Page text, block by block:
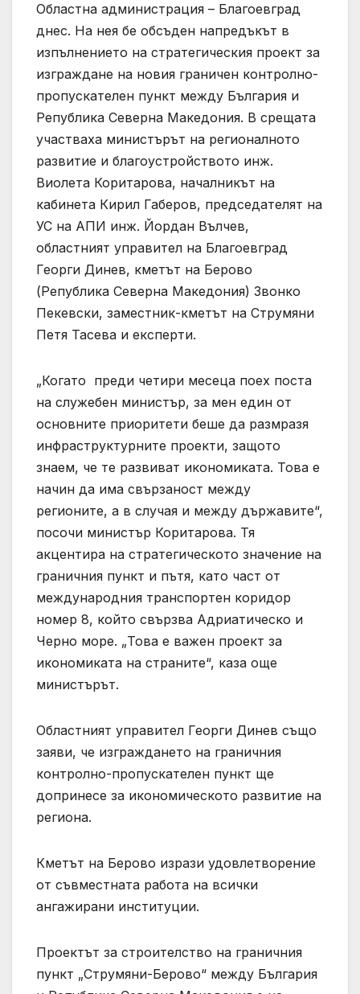
Областна администрация – Благоевград
днес. На нея бе обсъден напредъкът в
изпълнението на стратегическия проект за
изграждане на новия граничен контролно-
пропускателен пункт между България и
Република Северна Македония. В срещата
участваха министърът на регионалното
развитие и благоустройството инж.
Виолета Коритарова, началникът на
кабинета Кирил Габеров, председателят на
УС на АПИ инж. Йордан Вълчев,
областният управител на Благоевград
Георги Динев, кметът на Берово
(Република Северна Македония) Звонко
Пекевски, заместник-кметът на Струмяни
Петя Тасева и експерти.
„Когато преди четири месеца поех поста
на служебен министър, за мен един от
основните приоритети беше да размразя
инфраструктурните проекти, защото
знаем, че те развиват икономиката. Това е
начин да има свързаност между
регионите, а в случая и между държавите“,
посочи министър Коритарова. Тя
акцентира на стратегическото значение на
граничния пункт и пътя, като част от
международния транспортен коридор
номер 8, който свързва Адриатическо и
Черно море. „Това е важен проект за
икономиката на страните“, каза още
министърът.
Областният управител Георги Динев също
заяви, че изграждането на граничния
контролно-пропускателен пункт ще
допринесе за икономическото развитие на
региона.
Кметът на Берово изрази удовлетворение
от съвместната работа на всички
ангажирани институции.
Проектът за строителство на граничния
пункт „Струмяни-Берово“ между България